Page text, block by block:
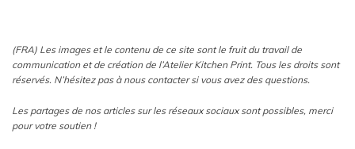
(FRA) Les images et le contenu de ce site sont le fruit du travail de
communication et de création de l’Atelier Kitchen Print. Tous les droits sont
réservés. N’hésitez pas à nous contacter si vous avez des questions.
Les partages de nos articles sur les réseaux sociaux sont possibles, merci
pour votre soutien !